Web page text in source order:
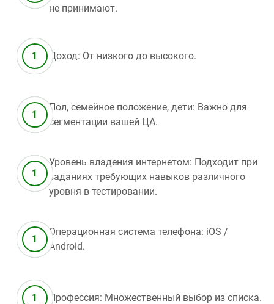
не принимают.
Доход: От низкого до высокого.
Пол, семейное положение, дети: Важно для
сегментации вашей ЦА.
Уровень владения интернетом: Подходит при
заданиях требующих навыков различного
уровня в тестировании.
Операционная система телефона: iOS /
Android.
Профессия: Множественный выбор из списка.